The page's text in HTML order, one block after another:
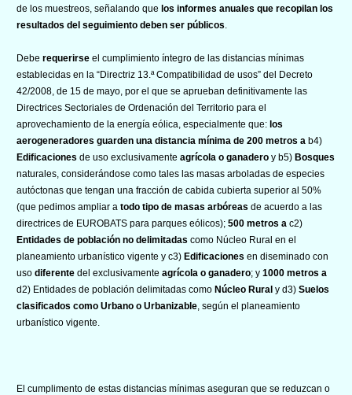
de los muestreos, señalando que los informes anuales que recopilan los
resultados del seguimiento deben ser públicos
Debe requerirse el cumplimiento íntegro de las distancias mínimas
establecidas en la “Directriz 13.ª Compatibilidad de usos” del Decreto
42/2008, de 15 de mayo, por el que se aprueban definitivamente las
Directrices Sectoriales de Ordenación del Territorio para el
aprovechamiento de la energía eólica, especialmente que: los
aerogeneradores guarden una distancia mínima de 200 metros a b4)
Edificaciones de uso exclusivamente agrícola o ganadero y b5) Bosques
naturales, considerándose como tales las masas arboladas de especies
autóctonas que tengan una fracción de cabida cubierta superior al 50%
(que pedimos ampliar a todo tipo de masas arbóreas de acuerdo a las
directrices de EUROBATS para parques eólicos); 500 metros a c2)
Entidades de población no delimitadas como Núcleo Rural en el
planeamiento urbanístico vigente y c3) Edificaciones en diseminado con
uso diferente del exclusivamente agrícola o ganadero; y 1000 metros a
d2) Entidades de población delimitadas como Núcleo Rural y d3) Suelos
clasificados como Urbano o Urbanizable , según el planeamiento
urbanístico vigente.
El cumplimento de estas distancias mínimas aseguran que se reduzcan o